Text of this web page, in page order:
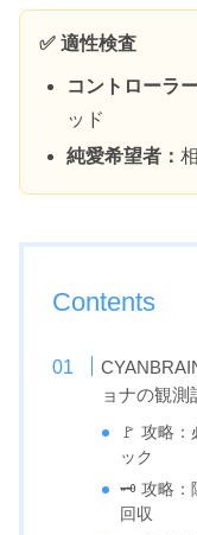
✅ 適性検査
コントローラ
ッド
純愛希望者：
Contents
ョナの観測
🚩 攻略
ック
🗝️ 攻略：
回収